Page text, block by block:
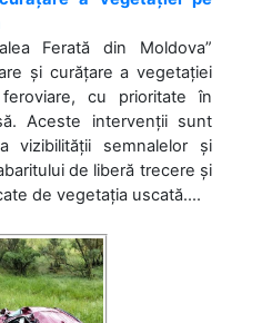
Ferată din Moldova”
și curățare a vegetației
cu prioritate în
Aceste intervenții sunt
vizibilității semnalelor și
de liberă trecere și
de vegetația uscată....